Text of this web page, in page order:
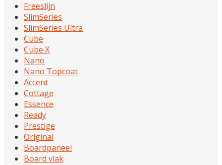
Freeslijn
SlimSeries
SlimSeries Ultra
Cube
Cube X
Nano
Nano Topcoat
Accent
Cottage
Essence
Ready
Prestige
Original
Boardpaneel
Board vlak